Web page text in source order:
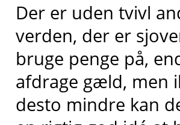
Der er uden tvivl
verden, der er
bruge penge på,
afdrage gæld, men
desto mindre kan